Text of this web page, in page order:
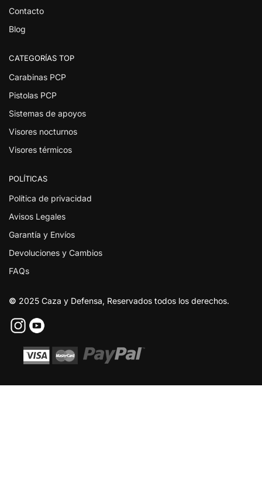
Contacto
Blog
CATEGORÍAS TOP
Carabinas PCP
Pistolas PCP
Sistemas de apoyos
Visores nocturnos
Visores térmicos
POLÍTICAS
Política de privacidad
Avisos Legales
Garantía y Envíos
Devoluciones y Cambios
FAQs
© 2025 Caza y Defensa, Reservados todos los derechos.